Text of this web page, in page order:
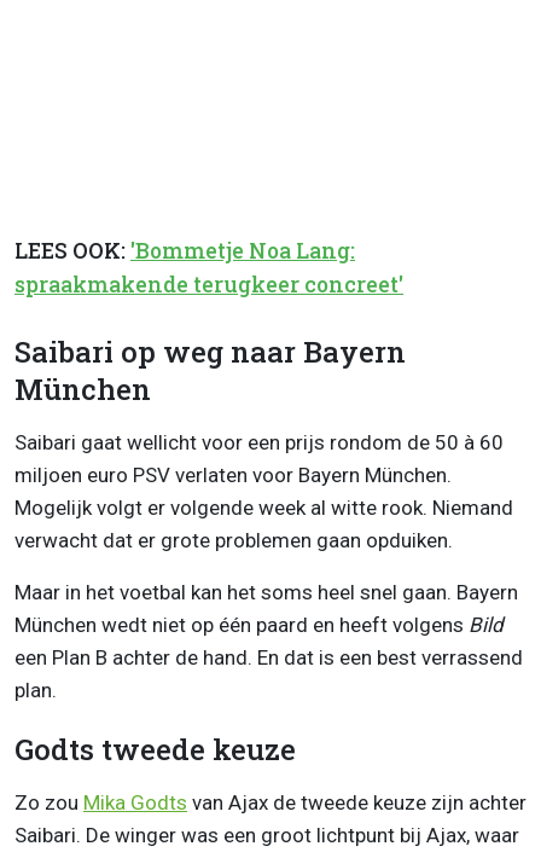
LEES OOK: 'Bommetje Noa Lang:
spraakmakende terugkeer concreet'
Saibari op weg naar Bayern
München
Saibari gaat wellicht voor een prijs rondom de 50 à 60
miljoen euro PSV verlaten voor Bayern München.
Mogelijk volgt er volgende week al witte rook. Niemand
verwacht dat er grote problemen gaan opduiken.
Maar in het voetbal kan het soms heel snel gaan. Bayern
München wedt niet op één paard en heeft volgens Bild
een Plan B achter de hand. En dat is een best verrassend
plan.
Godts tweede keuze
Zo zou Mika Godts van Ajax de tweede keuze zijn achter
Saibari. De winger was een groot lichtpunt bij Ajax, waar